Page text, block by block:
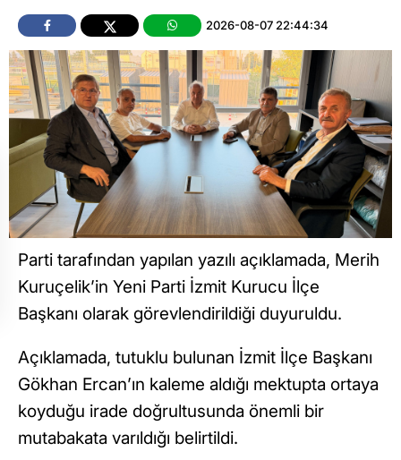
2026-08-07 22:44:34
Parti tarafından yapılan yazılı açıklamada, Merih
Kuruçelik’in Yeni Parti İzmit Kurucu İlçe
Başkanı olarak görevlendirildiği duyuruldu.
Açıklamada, tutuklu bulunan İzmit İlçe Başkanı
Gökhan Ercan’ın kaleme aldığı mektupta ortaya
koyduğu irade doğrultusunda önemli bir
mutabakata varıldığı belirtildi.